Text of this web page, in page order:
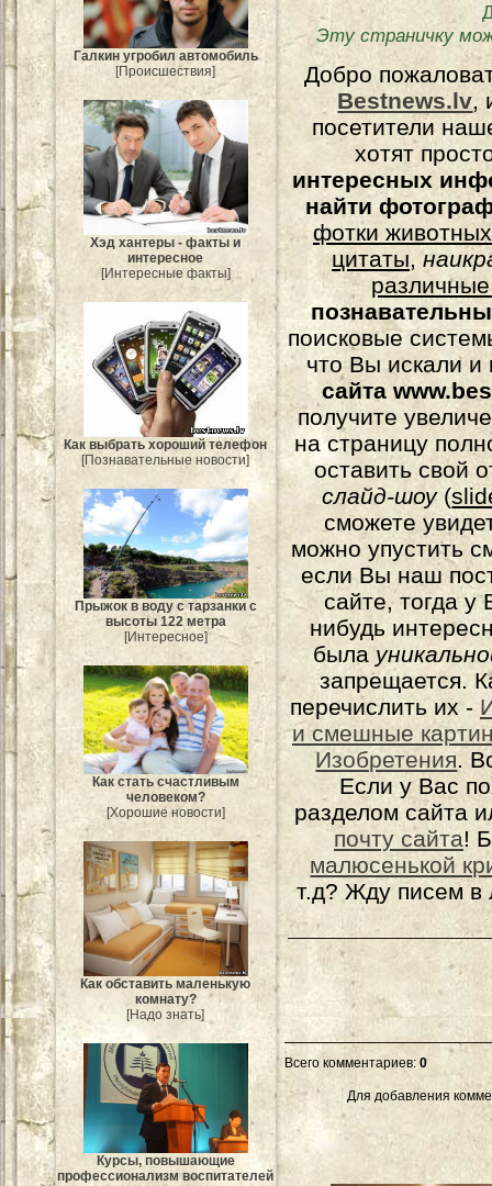
Галкин угробил автомобиль
[Происшествия]
Хэд хантеры - факты и
интересное
[Интересные факты]
Как выбрать хороший телефон
[Познавательные новости]
Прыжок в воду с тарзанки с
высоты 122 метра
[Интересное]
Как стать счастливым
человеком?
[Хорошие новости]
Как обставить маленькую
комнату?
[Надо знать]
Курсы, повышающие
профессионализм воспитателей
Эту страничку
Добро
Bestnews.lv,
посетители
хотят
интересных
найти
фотки животных
цитаты,
поисковые
что Вы искали и
сайта
получите
на страницу
оставить свой
слайд-шоу(
сможете
можно упустить
если Вы наш
сайте, тогда у
нибудь
была
запрещается.
перечислить их -
и смешные
Изобретения.
Если у Вас
разделом сайта
почту сайта!
малюсенькой
т.д? Жду писем в
Всего комментариев: 0
Для добавления